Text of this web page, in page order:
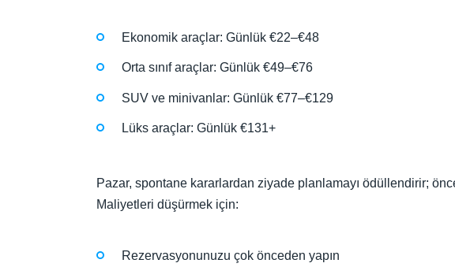
Ekonomik araçlar: Günlük €22–€48
Orta sınıf araçlar: Günlük €49–€76
SUV ve minivanlar: Günlük €77–€129
Lüks araçlar: Günlük €131+
Pazar, spontane kararlardan ziyade planlamayı ödüllendirir;
Maliyetleri düşürmek için:
Rezervasyonunuzu çok önceden yapın